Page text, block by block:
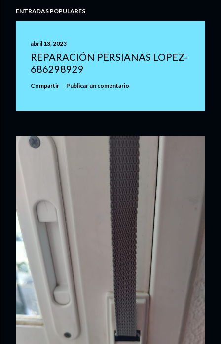
ENTRADAS POPULARES
abril 13, 2023
REPARACIÓN PERSIANAS LOPEZ-
686298929
Compartir Publicar un comentario